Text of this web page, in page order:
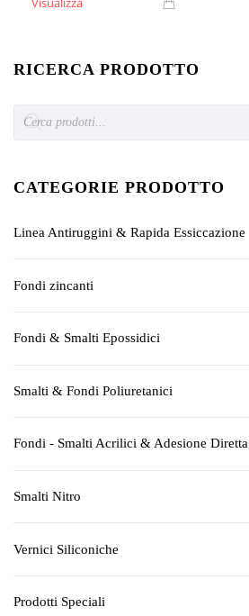
RICERCA PRODOTTO
search
CATEGORIE PRODOTTO
Linea Antiruggini & Rapida Essiccazione
Fondi zincanti
Fondi & Smalti Epossidici
Smalti & Fondi Poliuretanici
Fondi - Smalti Acrilici & Adesione Diretta
Smalti Nitro
Vernici Siliconiche
Prodotti Speciali